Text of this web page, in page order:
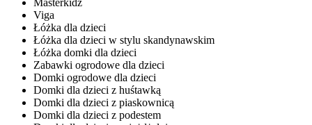
Masterkidz
Viga
Łóżka dla dzieci
Łóżka dla dzieci w stylu skandynawskim
Łóżka domki dla dzieci
Zabawki ogrodowe dla dzieci
Domki ogrodowe dla dzieci
Domki dla dzieci z huśtawką
Domki dla dzieci z piaskownicą
Domki dla dzieci z podestem